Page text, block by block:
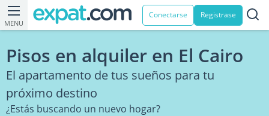
MENU
Conectarse Registrase
Pisos en alquiler en El Cairo
El apartamento de tus sueños para tu
próximo destino
¿Estás buscando un nuevo hogar?